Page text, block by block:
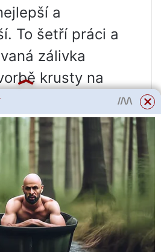
a
To šetří práci a
zálivka
krusty na